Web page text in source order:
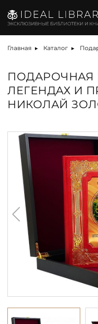
Главная Каталог
ПОДАРОЧНАЯ
ЛЕГЕНДАХ И
НИКОЛАЙ